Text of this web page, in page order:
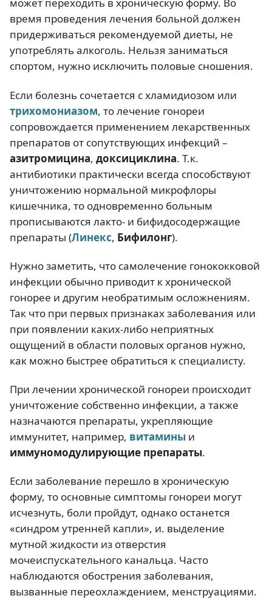
может переходить в хроническую форму. Во
время проведения лечения больной должен
придерживаться рекомендуемой диеты, не
употреблять алкоголь. Нельзя заниматься
спортом, нужно исключить половые сношения.
Если болезнь сочетается с хламидиозом или
трихомониазом, то лечение гонореи
сопровождается применением лекарственных
препаратов от сопутствующих инфекций –
азитромицина, доксициклина. Т.к.
антибиотики практически всегда способствуют
уничтожению нормальной микрофлоры
кишечника, то одновременно больным
прописываются лакто- и бифидосодержащие
препараты (Линекс, Бифилонг).
Нужно заметить, что самолечение гонококковой
инфекции обычно приводит к хронической
гонорее и другим необратимым осложнениям.
Так что при первых признаках заболевания или
при появлении каких-либо неприятных
ощущений в области половых органов нужно,
как можно быстрее обратиться к специалисту.
При лечении хронической гонореи происходит
уничтожение собственно инфекции, а также
назначаются препараты, укрепляющие
иммунитет, например, витамины и
иммуномодулирующие препараты.
Если заболевание перешло в хроническую
форму, то основные симптомы гонореи могут
исчезнуть, боли пройдут, однако останется
«синдром утренней капли», и. выделение
мутной жидкости из отверстия
мочеиспускательного канальца. Часто
наблюдаются обострения заболевания,
вызванные переохлаждением, менструациями.